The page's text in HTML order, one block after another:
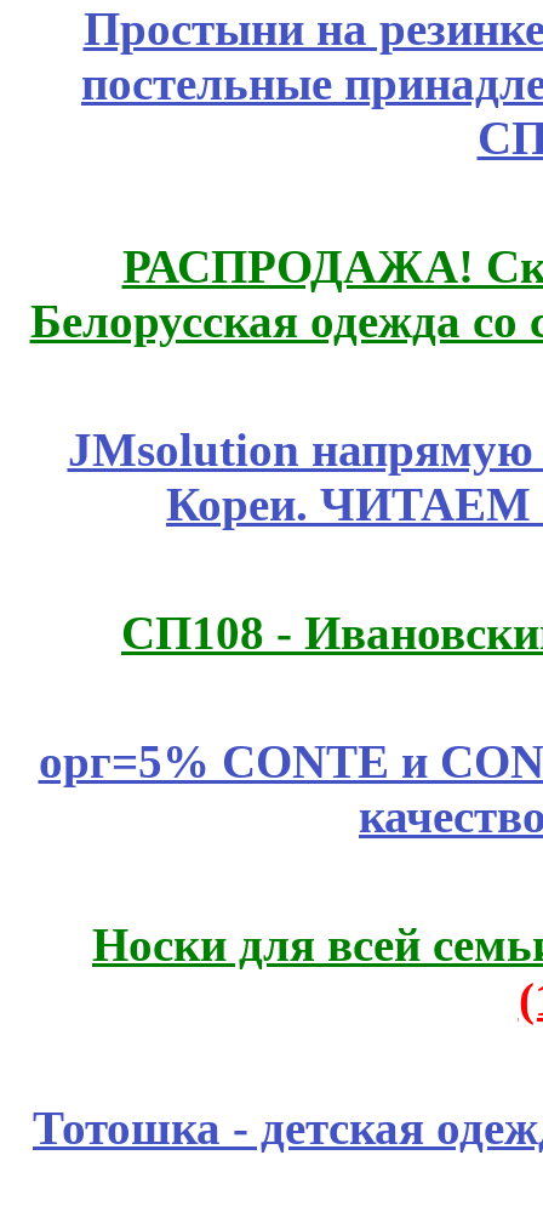
Простыни на
постельные
РАСПРОДАЖА!
Белорусская одежда
JMsolution
Кореи.
СП108 -
орг=5% CONTE и
Носки для всей
Тотошка - детская